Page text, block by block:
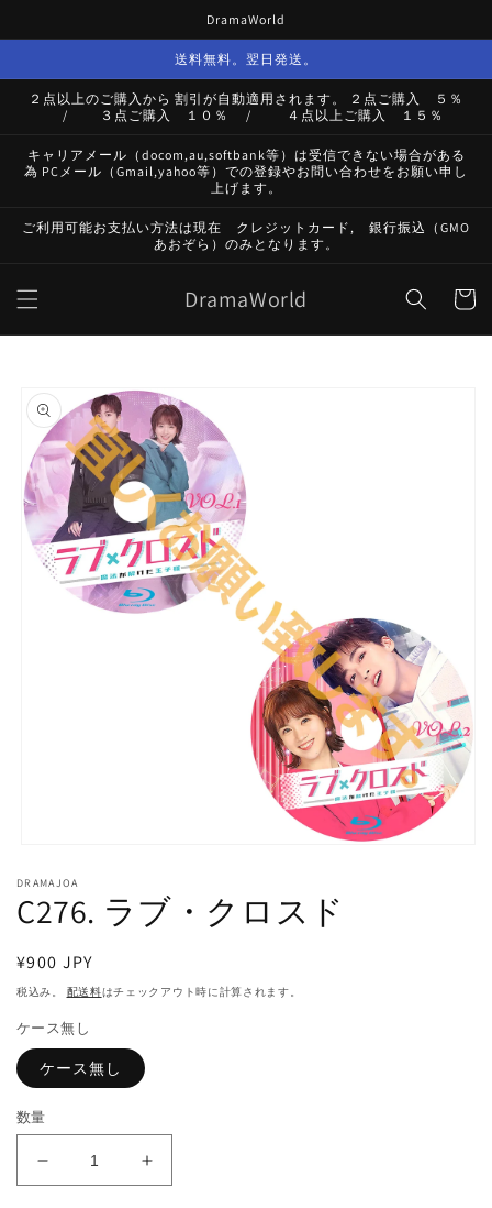
進む
DramaWorld
送料無料。翌日発送。
２点以上のご購入から 割引が自動適用されます。 ２点ご購入 ５％
/ ３点ご購入 １０％ / ４点以上ご購入 １５％
キャリアメール（docom,au,softbank等）は受信できない場合がある
為 PCメール（Gmail,yahoo等）での登録やお問い合わせをお願い申し
上げます。
ご利用可能お支払い方法は現在 クレジットカード, 銀行振込（GMO
あおぞら）のみとなります。
DramaWorld
ー
報にス
キップ
ル
メ
デ
ィ
(1)
を
く
DRAMAJOA
C276. ラブ・クロスド
通
常
格
¥900 JPY
税込み。 配送料はチェックアウト時に計算されます。
ケース無し
ケース無し
数量
C276.
C276.